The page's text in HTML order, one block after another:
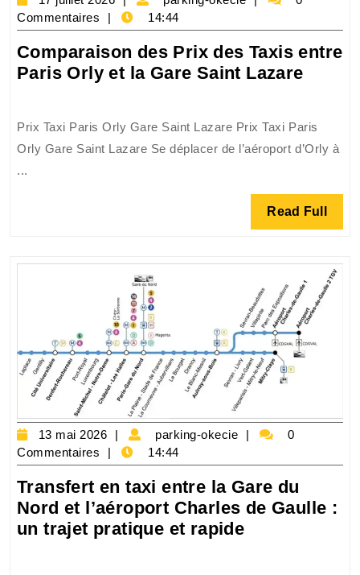
juillet
2026
Commentaires
14:44
Comparaison des Prix des Taxis entre
Paris Orly et la Gare Saint Lazare
des
Taxis
Paris
Orly
la
Gare
Saint
Lazare
Prix Taxi Paris Orly Gare Saint Lazare Prix Taxi Paris
Orly Gare Saint Lazare Se déplacer de l’aéroport d’Orly à
...
Read Full Read
Full
13 mai 2026
13
mai
2026
parking-okecie
parking-
0
Commentaires
14:44
Transfert en taxi entre la Gare du
Nord et l’aéroport Charles de Gaulle :
un trajet pratique et rapideTransfert